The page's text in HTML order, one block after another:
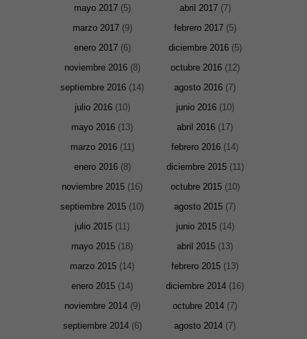
mayo 2017(5) abril 2017(7)
marzo 2017(9) febrero 2017(5)
enero 2017(6) diciembre 2016(5)
noviembre 2016(8) octubre 2016(12)
septiembre 2016 (14) agosto 2016 (7)
julio 2016(10) junio 2016(10)
mayo 2016 (13) abril 2016 (17)
marzo 2016(11) febrero 2016 (14)
enero 2016(8) diciembre 2015(11)
noviembre 2015 (16) octubre 2015(10)
septiembre 2015 (10) agosto 2015 (7)
julio 2015 (11) junio 2015(14)
mayo 2015 (18) abril 2015 (13)
marzo 2015 (14) febrero 2015 (13)
enero 2015 (14) diciembre 2014 (16)
noviembre 2014(9) octubre 2014 (7)
septiembre 2014(6) agosto 2014 (7)
que
mejorar la
y estructura
base a cómo
se usa la
web.
Para que
funcione lo
durante tu
rechaza estas
algunas
desaparecerán
Marketing
Al compartir tus
intereses y
comportamiento